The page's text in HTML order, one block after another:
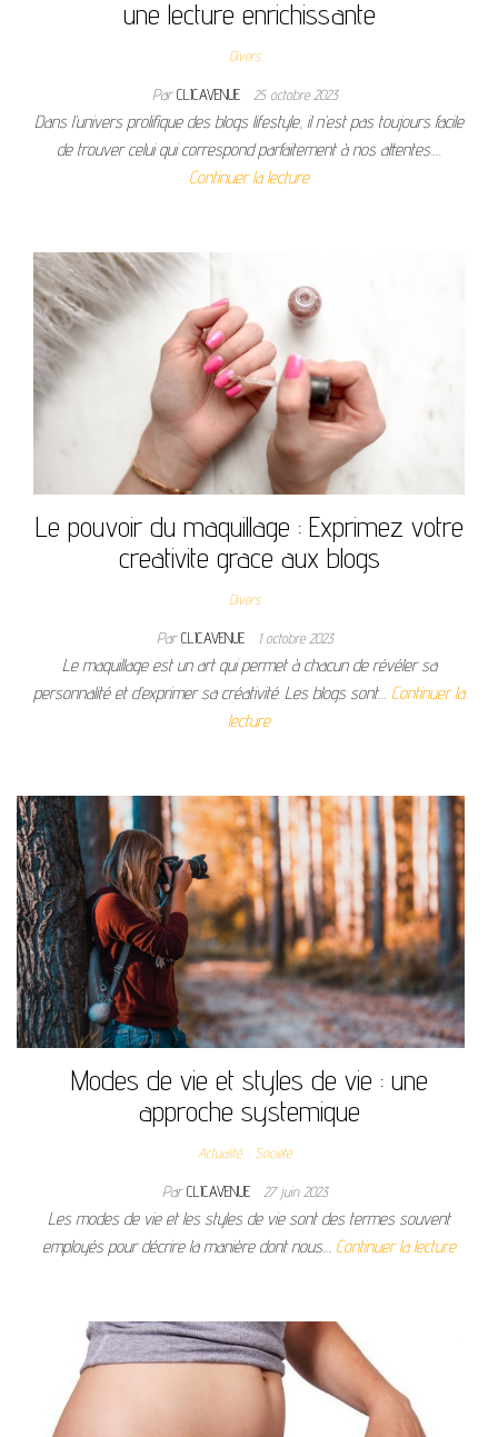
une lecture enrichissante
Divers
ParCLICAVENUE 25 octobre 2023
Dans l’univers prolifique des blogs lifestyle, il n’est pas toujours facile
de trouver celui qui correspond parfaitement à nos attentes.…
Continuer la lecture
Le pouvoir du maquillage : Exprimez votre
creativite grace aux blogs
Divers
ParCLICAVENUE 1 octobre 2023
Le maquillage est un art qui permet à chacun de révéler sa
personnalité et d’exprimer sa créativité. Les blogs sont… Continuer la
lecture
Modes de vie et styles de vie : une
approche systemique
Actualité Société
ParCLICAVENUE 27 juin 2023
Les modes de vie et les styles de vie sont des termes souvent
employés pour décrire la manière dont nous… Continuer la lecture